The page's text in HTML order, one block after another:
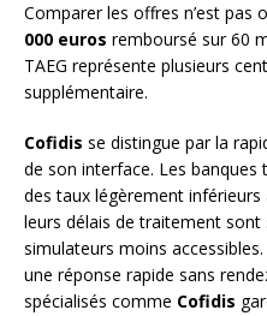
Comparer les offres n’est pas
000 euros remboursé sur 60
TAEG représente plusieurs
supplémentaire.
Cofidis se distingue par la
de son interface. Les
des taux légèrement
leurs délais de traitement
simulateurs moins
une réponse rapide sans
spécialisés comme Cofidis